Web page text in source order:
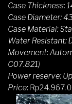
Case Thickness:
Case Diameter:
Case Material:
Water Resistant:
Movement:
C07.821)
Power reserve:
Price: